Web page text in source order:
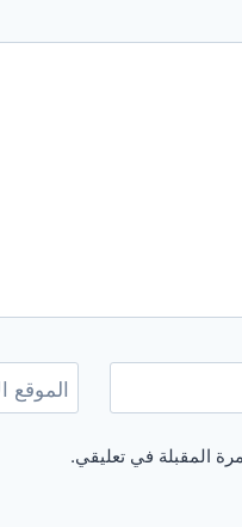
الموقع
المقبلة في تعليقي.